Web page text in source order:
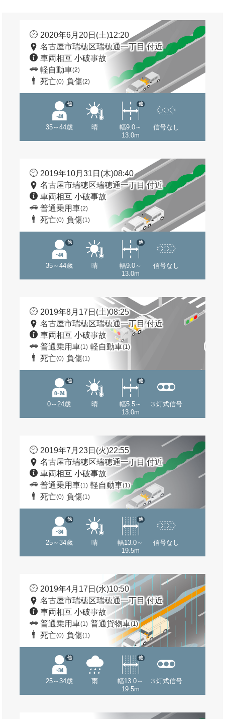
2020年6月20日(土)12:20
名古屋市瑞穂区瑞穂通一丁目 付近
車両相互 小破事故
軽自動車(2)
死亡(0) 負傷(2)
35～44歳
他
晴
幅9.0～
13.0m
他
信号なし
2019年10月31日(木)08:40
名古屋市瑞穂区瑞穂通一丁目 付近
車両相互 小破事故
普通乗用車(2)
死亡(0) 負傷(1)
35～44歳
他
晴
幅9.0～
13.0m
他
信号なし
2019年8月17日(土)08:25
名古屋市瑞穂区瑞穂通一丁目 付近
車両相互 小破事故
普通乗用車(1) 軽自動車(1)
死亡(0) 負傷(1)
0～24歳
他
晴
幅5.5～
13.0m
他
３灯式信号
2019年7月23日(火)22:55
名古屋市瑞穂区瑞穂通一丁目 付近
車両相互 小破事故
普通乗用車(1) 軽自動車(1)
死亡(0) 負傷(1)
25～34歳
他
晴
幅13.0～
19.5m
他
信号なし
2019年4月17日(水)10:50
名古屋市瑞穂区瑞穂通一丁目 付近
車両相互 小破事故
普通乗用車(1) 普通貨物車(1)
死亡(0) 負傷(1)
25～34歳
他
雨
幅13.0～
19.5m
他
３灯式信号